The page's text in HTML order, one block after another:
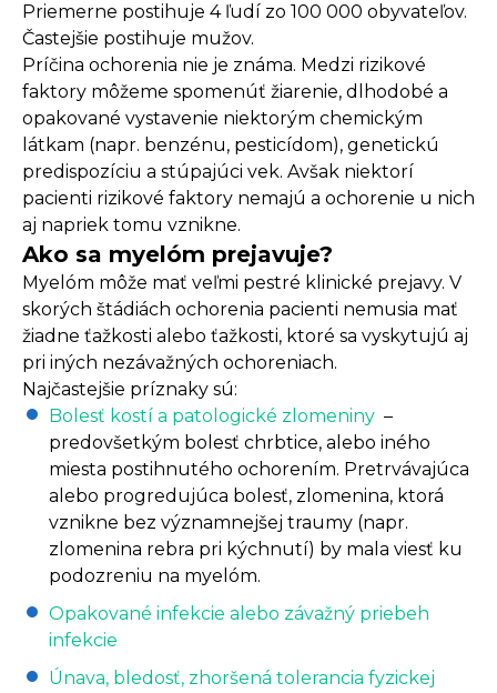
Priemerne postihuje 4 ľudí zo 100 000 obyvateľov.
Častejšie postihuje mužov.
Príčina ochorenia nie je známa. Medzi rizikové
faktory môžeme spomenúť žiarenie, dlhodobé a
opakované vystavenie niektorým chemickým
látkam (napr. benzénu, pesticídom), genetickú
predispozíciu a stúpajúci vek. Avšak niektorí
pacienti rizikové faktory nemajú a ochorenie u nich
aj napriek tomu vznikne.
Ako sa myelóm prejavuje?
Myelóm môže mať veľmi pestré klinické prejavy. V
skorých štádiách ochorenia pacienti nemusia mať
žiadne ťažkosti alebo ťažkosti, ktoré sa vyskytujú aj
pri iných nezávažných ochoreniach.
Najčastejšie príznaky sú:
Bolesť kostí a patologické zlomeniny –
predovšetkým bolesť chrbtice, alebo iného
miesta postihnutého ochorením. Pretrvávajúca
alebo progredujúca bolesť, zlomenina, ktorá
vznikne bez významnejšej traumy (napr.
zlomenina rebra pri kýchnutí) by mala viesť ku
podozreniu na myelóm.
Opakované infekcie alebo závažný priebeh
infekcie
Únava, bledosť, zhoršená tolerancia fyzickej